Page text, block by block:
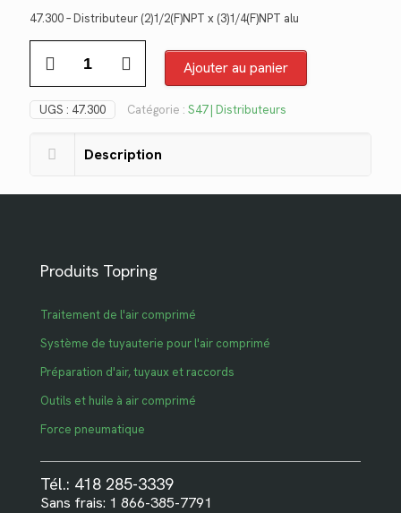
initial
était :
$114.24.
actuel
est :
$83.17.
47.300 – Distributeur (2)1/2(F)NPT x (3)1/4(F)NPT alu
Ajouter au panier
UGS : 47.300 Catégorie : S47 | Distributeurs
Description
Produits Topring
Traitement de l'air comprimé
Système de tuyauterie pour l'air comprimé
Préparation d'air, tuyaux et raccords
Outils et huile à air comprimé
Force pneumatique
Tél.: 418 285-3339
Sans frais: 1 866-385-7791